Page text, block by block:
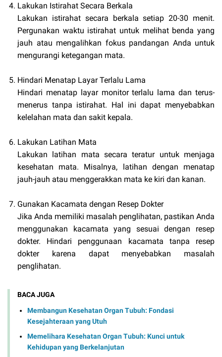
Lakukan Istirahat Secara Berkala
Lakukan istirahat secara berkala setiap 20-30 menit.
Pergunakan waktu istirahat untuk melihat benda yang
jauh atau mengalihkan fokus pandangan Anda untuk
mengurangi ketegangan mata.
Hindari Menatap Layar Terlalu Lama
Hindari menatap layar monitor terlalu lama dan terus-
menerus tanpa istirahat. Hal ini dapat menyebabkan
kelelahan mata dan sakit kepala.
Lakukan Latihan Mata
Lakukan latihan mata secara teratur untuk menjaga
kesehatan mata. Misalnya, latihan dengan menatap
jauh-jauh atau menggerakkan mata ke kiri dan kanan.
Gunakan Kacamata dengan Resep Dokter
Jika Anda memiliki masalah penglihatan, pastikan Anda
menggunakan kacamata yang sesuai dengan resep
dokter. Hindari penggunaan kacamata tanpa resep
dokter karena dapat menyebabkan masalah
penglihatan.
BACA JUGA
Membangun Kesehatan Organ Tubuh: Fondasi
Kesejahteraan yang Utuh
Memelihara Kesehatan Organ Tubuh: Kunci untuk
Kehidupan yang Berkelanjutan